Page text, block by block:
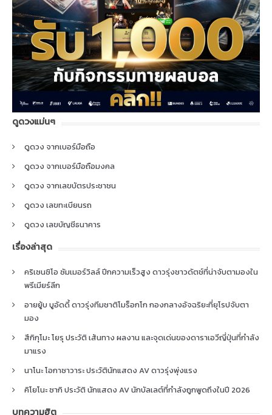
ดูดวงแม่นๆ
ดูดวง จากเบอร์มือถือ
ดูดวง จากเบอร์มือถือมงคล
ดูดวง จากเลขบัตรประชาชน
ดูดวง เลขทะเบียนรถ
ดูดวง เลขบัญชีธนาคาร
เรื่องล่าสุด
คริเซนซิโอ ซัมเมอร์วิลล์ ปีกความเร็วสูง ดาวรุ่งชาวดัตช์ที่น่าจับตามองใน
พรีเมียร์ลีก
อายยู้บ บูอัดดี้ ดาวรุ่งทีมชาติโมร็อกโก กองกลางอัจฉริยะที่ยุโรปจับตา
มอง
สึกิกุโมะ โยรุ ประวัติ เส้นทาง ผลงาน และจุดเด่นของดาราเอวีญี่ปุ่นที่กำลัง
มาแรง
นาโนะ โอกาซาวาระ ประวัตินักแสดง AV ดาวรุ่งพุ่งแรง
คิโยโนะ ซากิ ประวัติ นักแสดง AV นักบัลเลต์ที่กำลังถูกพูดถึงในปี 2026
บทความฮิต